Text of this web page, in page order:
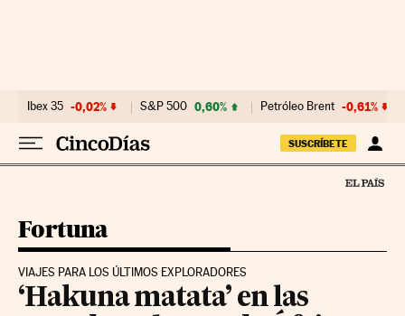
Ibex 35 -0,02% S&P 500 0,60% Petróleo Brent -0,61%
SUSCRÍBETE
Fortuna
VIAJES PARA LOS ÚLTIMOS EXPLORADORES
‘Hakuna matata’ en las